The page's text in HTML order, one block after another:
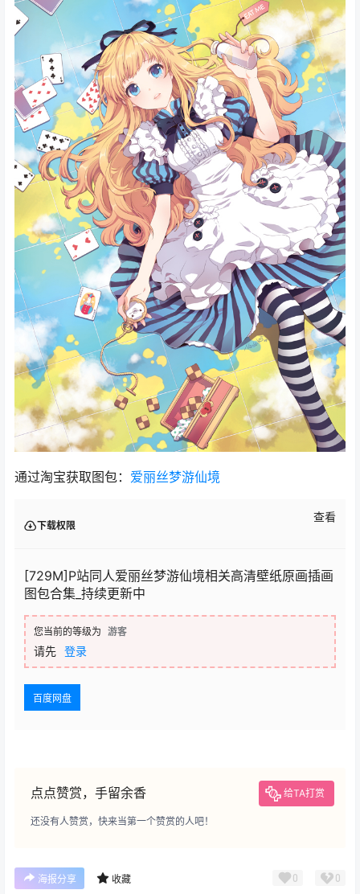
通过淘宝获取图包： 爱丽丝梦游仙境
下载权限
查看
[729M]P站同人爱丽丝梦游仙境相关高清壁纸原画插画
图包合集_持续更新中
您当前的等级为 游客
请先 登录
百度网盘
点点赞赏，手留余香 给TA打赏
还没有人赞赏，快来当第一个赞赏的人吧！
海报分享 收藏 0 0